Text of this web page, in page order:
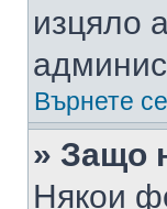
изцяло
Върнете
» Защо
Някои